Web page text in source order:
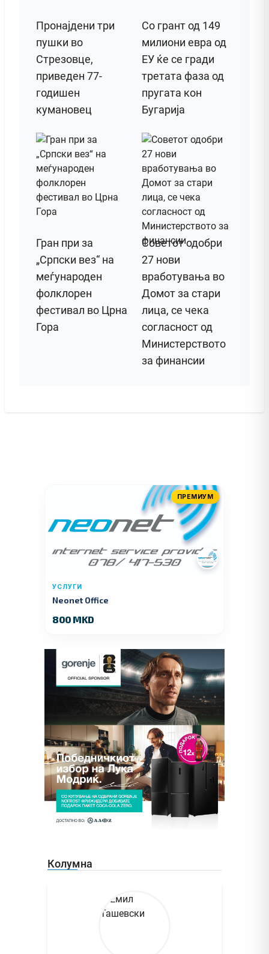
Пронајдени три
пушки во
Стрезовце,
приведен 77-
годишен
кумановец
Со грант од 149
милиони евра од
ЕУ ќе се гради
третата фаза од
пругата кон
Бугарија
Гран при за
„Српски вез“ на
меѓународен
фолклорен
фестивал во Црна
Гора
Советот одобри
27 нови
вработувања во
Домот за стари
лица, се чека
согласност од
Министерството
за финансии
ПРЕМИУМ
УСЛУГИ
Neonet Office
800 MKD
Колумна